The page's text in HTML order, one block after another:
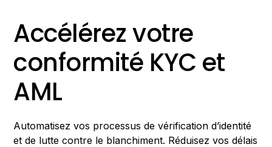
Accélérez votre
conformité KYC et
AML
Automatisez vos processus de vérification d’identité
et de lutte contre le blanchiment. Réduisez vos délais